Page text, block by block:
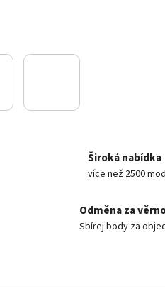
Široká nabídka
více než 2500
Odměna za
Sbírej body za